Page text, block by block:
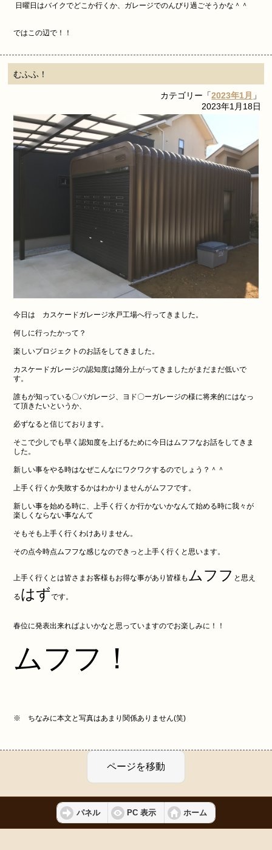
日曜日はバイクでどこか行くか、ガレージでのんびり過ごそうかな＾＾
ではこの辺で！！
むふふ！
カテゴリー「2023年1月 」
2023年1月18日
今日は カスケードガレージ水戸工場へ行ってきました。
何しに行ったかって？
楽しいプロジェクトのお話をしてきました。
カスケードガレージの認知度は随分上がってきましたがまだまだ低いで
す。
誰もが知っている〇バガレージ、ヨド〇ーガレージの様に将来的にはなっ
て頂きたいというか、
必ずなると信じております。
そこで少しでも早く認知度を上げるために今日はムフフなお話をしてきま
した。
新しい事をやる時はなぜこんなにワクワクするのでしょう？＾＾
上手く行くか失敗するかはわかりませんがムフフです。
新しい事を始める時に、上手く行くか行かないかなんて始める時に我々が
楽しくならない事なんて
そもそも上手く行くわけありません。
その点今時点ムフフな感じなのできっと上手く行くと思います。
上手く行くとは皆さまお客様もお得な事があり皆様も ムフフ と思え
るはずです。
春位に発表出来ればよいかなと思っていますのでお楽しみに！！
ムフフ！
※ ちなみに本文と写真はあまり関係ありません(笑)
パネル PC 表示 ホーム